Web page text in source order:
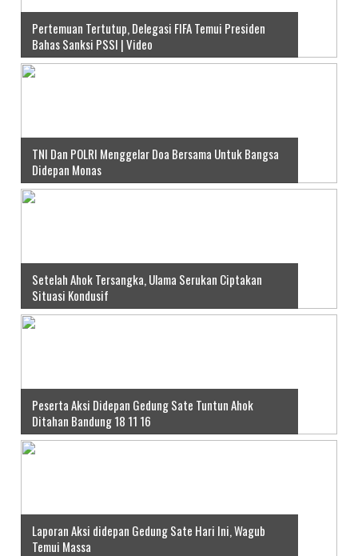
Pertemuan Tertutup, Delegasi FIFA Temui Presiden
Bahas Sanksi PSSI | Video
TNI Dan POLRI Menggelar Doa Bersama Untuk Bangsa
Didepan Monas
Setelah Ahok Tersangka, Ulama Serukan Ciptakan
Situasi Kondusif
Peserta Aksi Didepan Gedung Sate Tuntun Ahok
Ditahan Bandung 18 11 16
Laporan Aksi didepan Gedung Sate Hari Ini, Wagub
Temui Massa